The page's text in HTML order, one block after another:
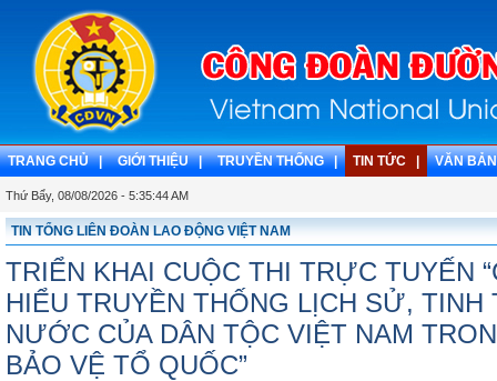
TRANG CHỦ | GIỚI THIỆU | TRUYỀN THỐNG | TIN TỨC | VĂN
Thứ Bẩy, 08/08/2026 - 5:35:44 AM
TIN TỔNG LIÊN ĐOÀN LAO ĐỘNG VIỆT NAM
TRIỂN KHAI CUỘC THI TRỰC TUYẾN
HIỂU TRUYỀN THỐNG LỊCH SỬ, TINH
NƯỚC CỦA DÂN TỘC VIỆT NAM
BẢO VỆ TỔ QUỐC”